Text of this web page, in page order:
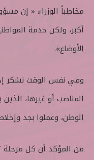
ت
ك
ا
مخاطباً الوزراء « إن
أكبر، ولكن خدمة
الأوضاع».
وفي نفس الوقت نشكر
المناصب أو غيرها،
الوطن، وعملوا بجد
من المؤكد أن كل مرحلة